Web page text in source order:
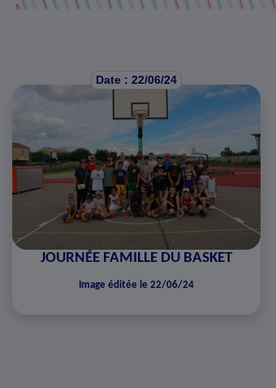
Date : 22/06/24
JOURNÉE FAMILLE DU BASKET
Image éditée le 22/06/24